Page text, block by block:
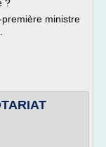
?
ministre